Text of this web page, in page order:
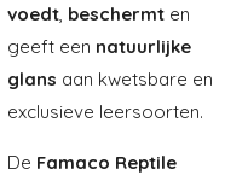
voedt, beschermt en
geeft een natuurlijke
glans aan kwetsbare en
exclusieve leersoorten.
De Famaco Reptile